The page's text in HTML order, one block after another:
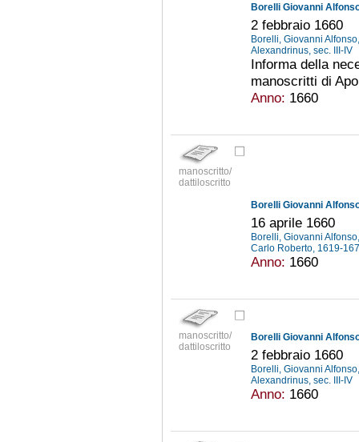
Borelli Giovanni
2 febbraio 1660
Borelli, Giovanni
Alexandrinus, sec. III-IV
Informa della
manoscritti di
Anno: 1660
manoscritto/
dattiloscritto
Borelli Giovanni
16 aprile 1660
Borelli, Giovanni
Carlo Roberto, 1619-
Anno: 1660
manoscritto/
dattiloscritto
Borelli Giovanni
2 febbraio 1660
Borelli, Giovanni
Alexandrinus, sec. III-IV
Anno: 1660